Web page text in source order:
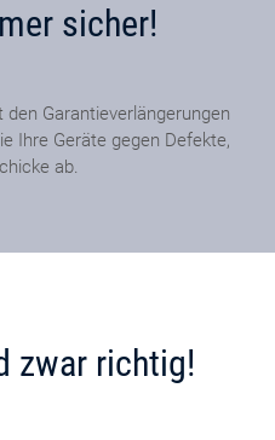
sicher!
Garantieverlängerungen
Ihre Geräte gegen Defekte,
ab.
zwar richtig!